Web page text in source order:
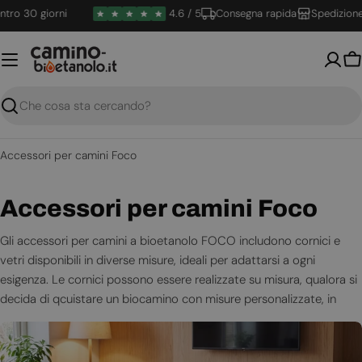
Vai
al
contenuto
30 giorni 4.6 / 5 Consegna rapida Spedizione
Ricerca
Accessori per camini Foco
C
o
l
l
e
z
Accessori per camini Foco
Gli accessori per camini a bioetanolo FOCO includono cornici e
vetri disponibili in diverse misure, ideali per adattarsi a ogni
esigenza. Le cornici possono essere realizzate su misura, qualora si
decida di qcuistare un biocamino con misure personalizzate, in
modo da donare un tocco unico e distintivo al proprio spazio.
Questi accessori non solo migliorano l'estetica del camino, ma
garantiscono anche una maggiore sicurezza, rendendo l'esperienza